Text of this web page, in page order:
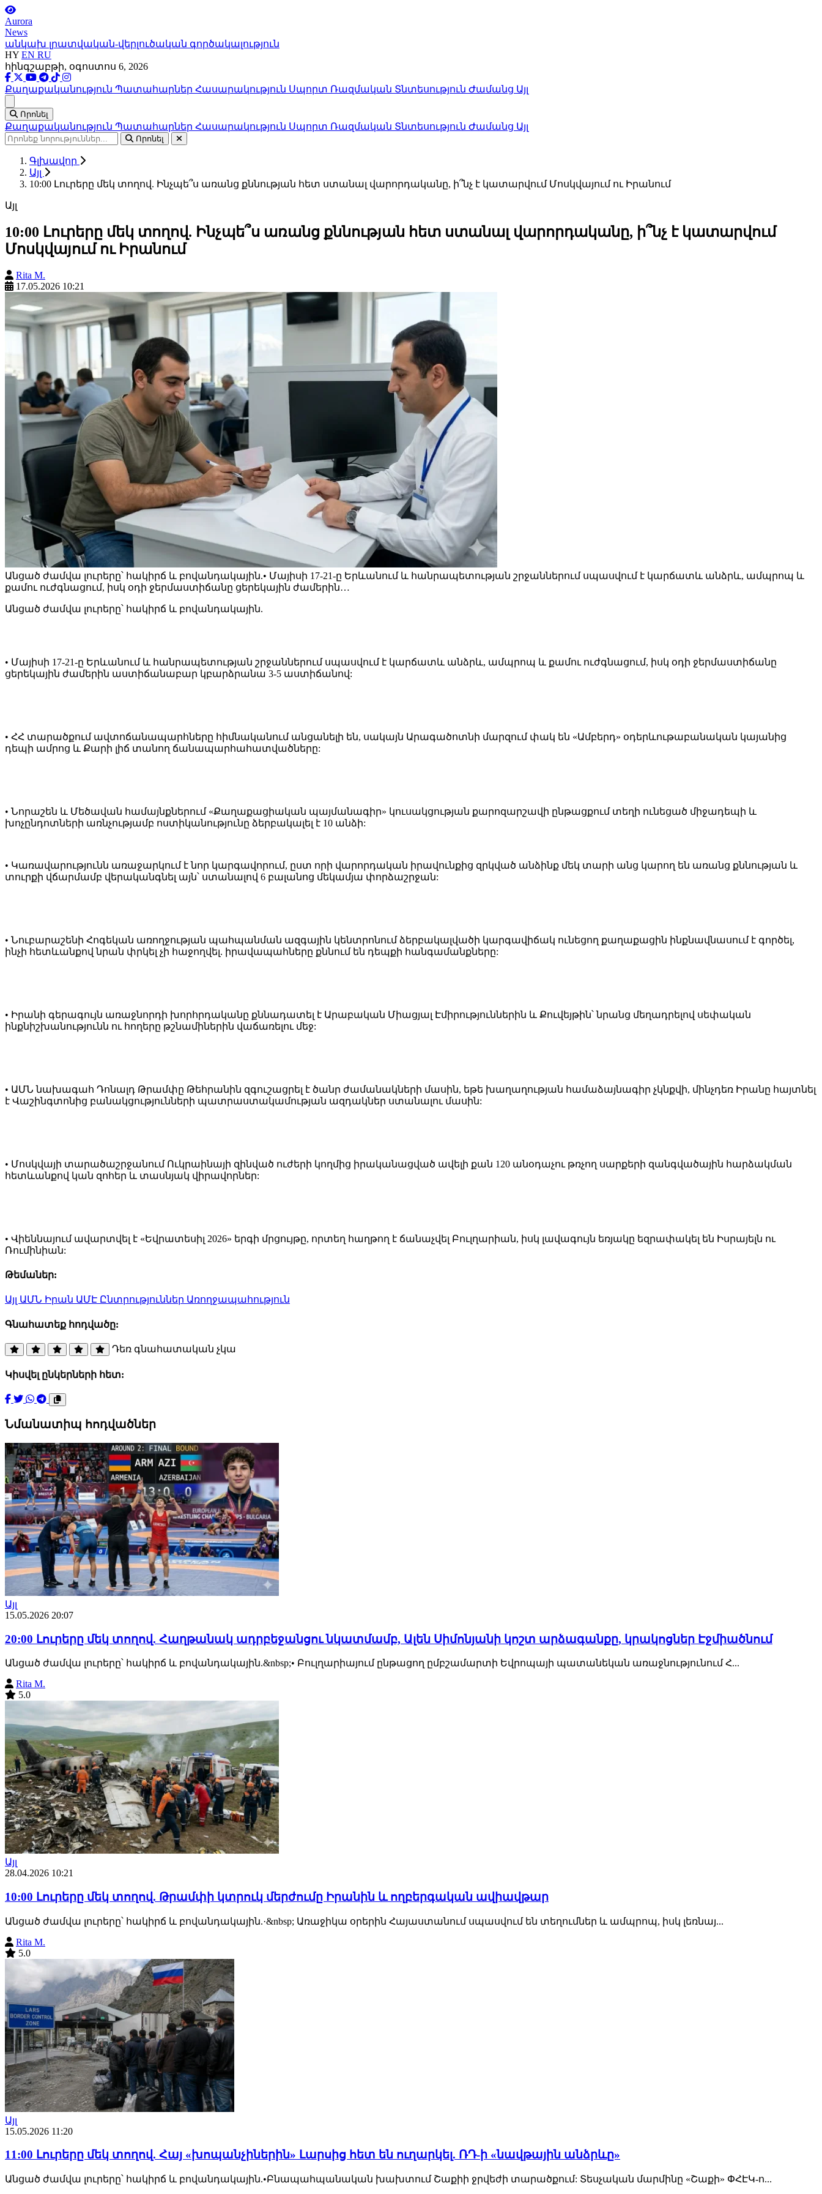
Aurora
News
անկախ լրատվական-վերլուծական գործակալություն
HY EN RU
հինգշաբթի, օգոստոս 6, 2026
Քաղաքականություն Պատահարներ Հասարակություն Սպորտ Ռազմական Տնտեսություն Ժամանց Այլ
Որոնել
Քաղաքականություն Պատահարներ Հասարակություն Սպորտ Ռազմական Տնտեսություն Ժամանց Այլ
Որոնել
Գլխավոր
Այլ
10:00 Լուրերը մեկ տողով. Ինչպե՞ս առանց քննության հետ ստանալ վարորդականը, ի՞նչ է կատարվում Մոսկվայում ու Իրանում
Այլ
10:00 Լուրերը մեկ տողով. Ինչպե՞ս առանց քննության հետ ստանալ վարորդականը, ի՞նչ է կատարվում
Մոսկվայում ու Իրանում
Rita M.
17.05.2026 10:21
Անցած ժամվա լուրերը՝ հակիրճ և բովանդակային.• Մայիսի 17-21-ը Երևանում և հանրապետության շրջաններում սպասվում է կարճատև անձրև, ամպրոպ և
քամու ուժգնացում, իսկ օդի ջերմաստիճանը ցերեկային ժամերին…
Անցած ժամվա լուրերը՝ հակիրճ և բովանդակային.
• Մայիսի 17-21-ը Երևանում և հանրապետության շրջաններում սպասվում է կարճատև անձրև, ամպրոպ և քամու ուժգնացում, իսկ օդի ջերմաստիճանը
ցերեկային ժամերին աստիճանաբար կբարձրանա 3-5 աստիճանով:
• ՀՀ տարածքում ավտոճանապարհները հիմնականում անցանելի են, սակայն Արագածոտնի մարզում փակ են «Ամբերդ» օդերևութաբանական կայանից
դեպի ամրոց և Քարի լիճ տանող ճանապարհահատվածները:
• Նորաշեն և Մեծավան համայնքներում «Քաղաքացիական պայմանագիր» կուսակցության քարոզարշավի ընթացքում տեղի ունեցած միջադեպի և
խոչընդոտների առնչությամբ ոստիկանությունը ձերբակալել է 10 անձի:
• Կառավարությունն առաջարկում է նոր կարգավորում, ըստ որի վարորդական իրավունքից զրկված անձինք մեկ տարի անց կարող են առանց քննության և
տուրքի վճարմամբ վերականգնել այն՝ ստանալով 6 բալանոց մեկամյա փորձաշրջան:
• Նուբարաշենի Հոգեկան առողջության պահպանման ազգային կենտրոնում ձերբակալվածի կարգավիճակ ունեցող քաղաքացին ինքնավնասում է գործել,
ինչի հետևանքով նրան փրկել չի հաջողվել. իրավապահները քննում են դեպքի հանգամանքները:
• Իրանի գերագույն առաջնորդի խորհրդականը քննադատել է Արաբական Միացյալ Էմիրություններին և Քուվեյթին՝ նրանց մեղադրելով սեփական
ինքնիշխանությունն ու հողերը թշնամիներին վաճառելու մեջ:
• ԱՄՆ նախագահ Դոնալդ Թրամփը Թեհրանին զգուշացրել է ծանր ժամանակների մասին, եթե խաղաղության համաձայնագիր չկնքվի, մինչդեռ Իրանը հայտնել
է Վաշինգտոնից բանակցությունների պատրաստակամության ազդակներ ստանալու մասին:
• Մոսկվայի տարածաշրջանում Ուկրաինայի զինված ուժերի կողմից իրականացված ավելի քան 120 անօդաչու թռչող սարքերի զանգվածային հարձակման
հետևանքով կան զոհեր և տասնյակ վիրավորներ:
• Վիեննայում ավարտվել է «Եվրատեսիլ 2026» երգի մրցույթը, որտեղ հաղթող է ճանաչվել Բուլղարիան, իսկ լավագույն եռյակը եզրափակել են Իսրայելն ու
Ռումինիան:
Թեմաներ:
Այլ ԱՄՆ Իրան ԱՄԷ Ընտրություններ Առողջապահություն
Գնահատեք հոդվածը:
Դեռ գնահատական չկա
Կիսվել ընկերների հետ:
Նմանատիպ հոդվածներ
Այլ
15.05.2026 20:07
20:00 Լուրերը մեկ տողով. Հաղթանակ ադրբեջանցու նկատմամբ, Ալեն Սիմոնյանի կոշտ արձագանքը, կրակոցներ Էջմիածնում
Անցած ժամվա լուրերը՝ հակիրճ և բովանդակային.&nbsp;• Բուլղարիայում ընթացող ըմբշամարտի Եվրոպայի պատանեկան առաջնությունում Հ...
Rita M.
5.0
Այլ
28.04.2026 10:21
10:00 Լուրերը մեկ տողով. Թրամփի կտրուկ մերժումը Իրանին և ողբերգական ավիավթար
Անցած ժամվա լուրերը՝ հակիրճ և բովանդակային.·&nbsp; Առաջիկա օրերին Հայաստանում սպասվում են տեղումներ և ամպրոպ, իսկ լեռնայ...
Rita M.
5.0
Այլ
15.05.2026 11:20
11:00 Լուրերը մեկ տողով. Հայ «խոպանչիներին» Լարսից հետ են ուղարկել. ՌԴ-ի «նավթային անձրևը»
Անցած ժամվա լուրերը՝ հակիրճ և բովանդակային.•Բնապահպանական խախտում Շաքիի ջրվեժի տարածքում: Տեսչական մարմինը «Շաքի» ՓՀԷԿ-ո...